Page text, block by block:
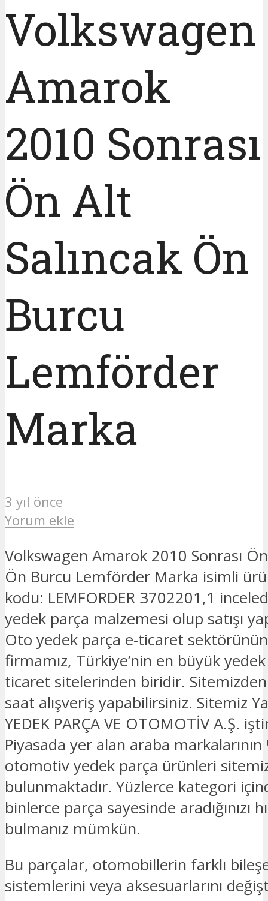
Volkswagen
Amarok
2010 Sonrası
Ön Alt
Salıncak Ön
Burcu
Lemförder
Marka
3 yıl önce
Yorum ekle
Volkswagen Amarok 2010 Sonrası
Ön Burcu Lemförder Marka isimli
kodu: LEMFORDER 3702201,1
yedek parça malzemesi olup satışı
Oto yedek parça e-ticaret
firmamız, Türkiye’nin en büyük
ticaret sitelerinden biridir.
saat alışveriş yapabilirsiniz. Sitemiz
YEDEK PARÇA VE OTOMOTİV A.Ş.
Piyasada yer alan araba markalarının
otomotiv yedek parça ürünleri
bulunmaktadır. Yüzlerce kategori
binlerce parça sayesinde aradığınızı
bulmanız mümkün.
Bu parçalar, otomobillerin farklı
sistemlerini veya aksesuarlarını